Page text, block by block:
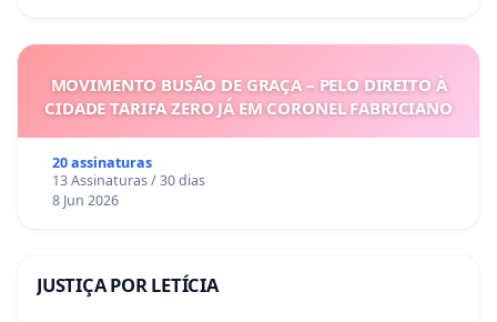
MOVIMENTO BUSÃO DE GRAÇA – PELO DIREITO À
CIDADE TARIFA ZERO JÁ EM CORONEL FABRICIANO
20 assinaturas
13 Assinaturas / 30 dias
8 Jun 2026
JUSTIÇA POR LETÍCIA